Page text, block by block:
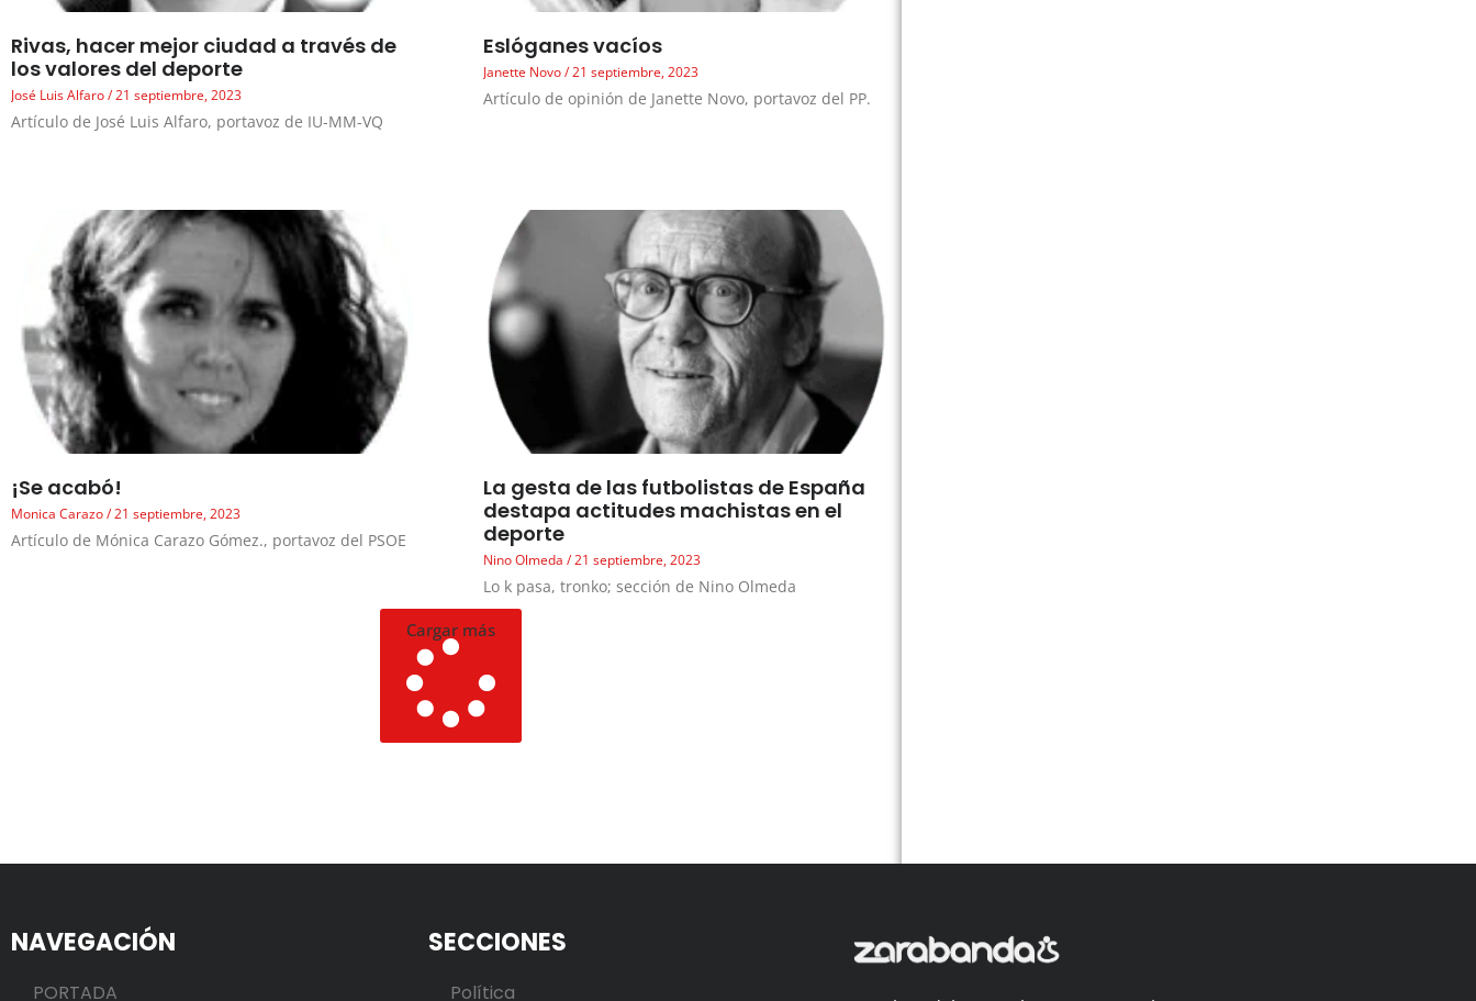
Rivas, hacer mejor ciudad a través de
los valores del deporte
José Luis Alfaro 21 septiembre, 2023
Artículo de José Luis Alfaro, portavoz de IU-MM-VQ
Eslóganes vacíos
Janette Novo 21 septiembre, 2023
Artículo de opinión de Janette Novo, portavoz del PP.
¡Se acabó!
Monica Carazo 21 septiembre, 2023
Artículo de Mónica Carazo Gómez., portavoz del PSOE
La gesta de las futbolistas de España
destapa actitudes machistas en el
deporte
Nino Olmeda 21 septiembre, 2023
Lo k pasa, tronko; sección de Nino Olmeda
Cargar más
NAVEGACIÓN
PORTADA
SECCIONES
Política